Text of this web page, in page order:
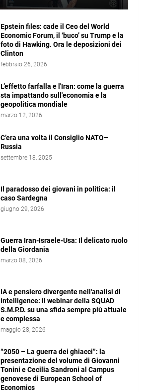
Epstein files: cade il Ceo del World
Economic Forum, il ‘buco’ su Trump e la
foto di Hawking. Ora le deposizioni dei
Clinton
febbraio 26, 2026
L’effetto farfalla e l'Iran: come la guerra
sta impattando sull'economia e la
geopolitica mondiale
marzo 12, 2026
C’era una volta il Consiglio NATO–
Russia
settembre 18, 2025
Il paradosso dei giovani in politica: il
caso Sardegna
giugno 29, 2026
Guerra Iran-Israele-Usa: Il delicato ruolo
della Giordania
marzo 08, 2026
IA e pensiero divergente nell'analisi di
intelligence: il webinar della SQUAD
S.M.P.D. su una sfida sempre più attuale
e complessa
maggio 28, 2026
“2050 – La guerra dei ghiacci”: la
presentazione del volume di Giovanni
Tonini e Cecilia Sandroni al Campus
genovese di European School of
Economics